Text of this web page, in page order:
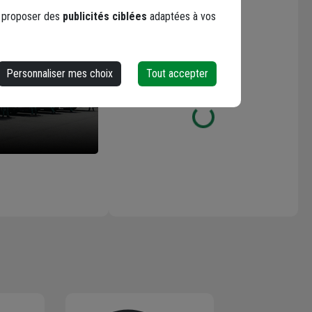
0,60 M - ép. 45
Les avis
Loading...
des publicités ciblées adaptées à vos
Personnaliser mes choix Tout accepter